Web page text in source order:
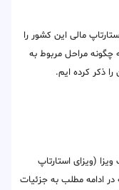
مالی این کشور را
مراحل مربوط به
را ذکر کرده ایم.
(ویزای استارتاپ
ادامه مطلب به جزئیات